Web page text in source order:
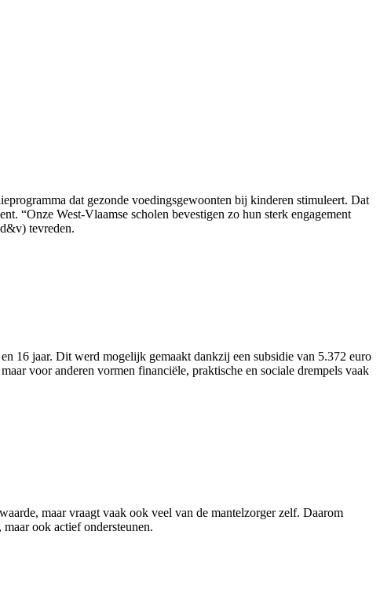
dat gezonde voedingsgewoonten bij kinderen stimuleert. Dat
“Onze West-Vlaamse scholen bevestigen zo hun sterk engagement
tevreden.
16 jaar. Dit werd mogelijk gemaakt dankzij een subsidie van 5.372 euro
voor anderen vormen financiële, praktische en sociale drempels vaak
maar vraagt vaak ook veel van de mantelzorger zelf. Daarom
ook actief ondersteunen.